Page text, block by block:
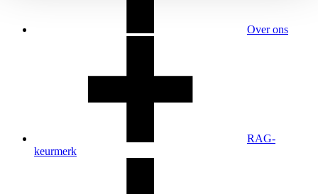
Over ons
RAG-
keurmerk